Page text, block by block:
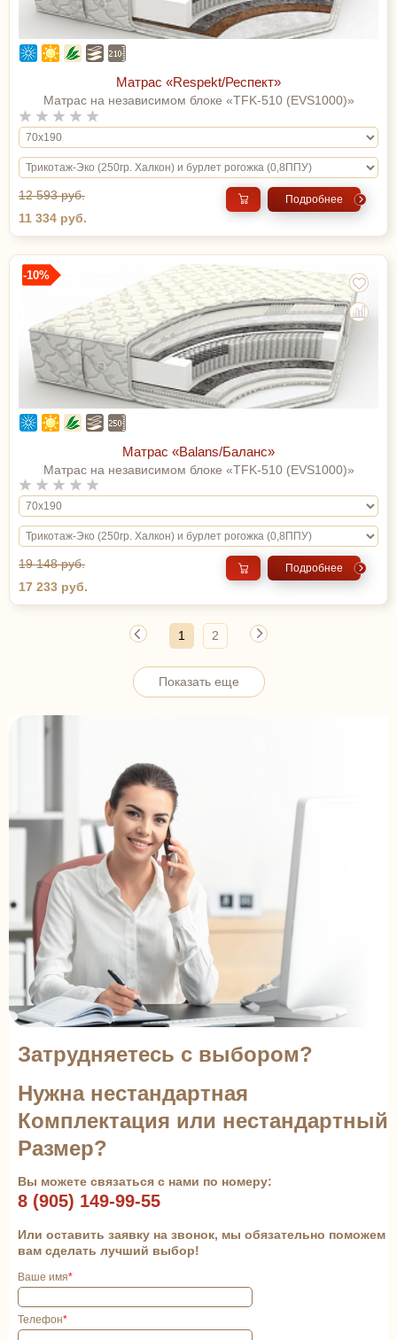
Матрас «Respekt/Респект»
Матрас на независимом блоке «TFK-510 (EVS1000)»
12 593 руб.
11 334 руб.
Подробнее
-10%
Матрас «Balans/Баланс»
Матрас на независимом блоке «TFK-510 (EVS1000)»
19 148 руб.
17 233 руб.
Подробнее
1 2
Показать еще
Затрудняетесь с выбором?
Нужна нестандартная
Комплектация или нестандартный
Размер?
Вы можете связаться с нами по номеру:
8 (905) 149-99-55
Или оставить заявку на звонок, мы обязательно поможем
вам сделать лучший выбор!
Ваше имя*
Телефон*